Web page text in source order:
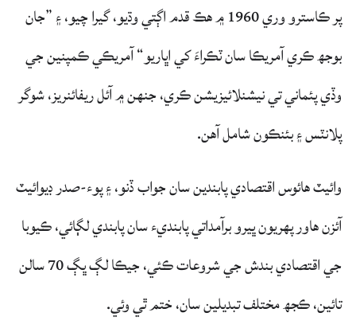
پر ڪاسترو وري 1960 ۾ هڪ قدم اڳتي وڌيو، گيرا چيو، ۽ ”جان
بوجھ ڪري آمريڪا سان ٽڪراءَ کي اڀاريو“ آمريڪي ڪمپنين جي
وڏي پئماني تي نيشنلائيزيشن ڪري، جنهن ۾ آئل ريفائنريز، شوگر
پلانٽس ۽ بئنڪون شامل آهن.
وائيٽ هائوس اقتصادي پابندين سان جواب ڏنو، ۽ پوء-صدر ڊيوائيٽ
آئزن هاور پهريون ڀيرو برآمداتي پابنديء سان پابندي لڳائي، ڪيوبا
جي اقتصادي بندش جي شروعات ڪئي، جيڪا لڳ ڀڳ 70 سالن
تائين، ڪجھ مختلف تبديلين سان، ختم ٿي وئي.